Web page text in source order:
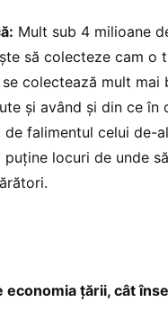
Mult sub 4 milioane
să colecteze cam o
colectează mult mai
și având și din ce
de falimentul celui
puține locuri de unde
economia țării, cât